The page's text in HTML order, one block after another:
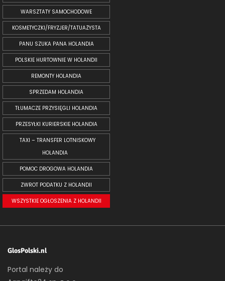
WARSZTATY SAMOCHODOWE
KOSMETYCZKI/FRYZJER/TATUAŻYSTA
PANU SZUKA PANA HOLANDIA
POLSKIE HURTOWNIE W HOLANDII
REMONTY HOLANDIA
SPRZEDAM HOLANDIA
TŁUMACZE PRZYSIĘGLI HOLANDIA
PRZESYŁKI KURIERSKIE HOLANDIA
TAXI – TRANSFER LOTNISKOWY
HOLANDIA
POMOC DROGOWA HOLANDIA
ZWROT PODATKU Z HOLANDII
WSZYSTKIE OGŁOSZENIA Z HOLANDII
GlosPolski.nl
Portal należy do